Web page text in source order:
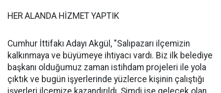
HER ALANDA HİZMET YAPTIK
Cumhur İttifakı Adayı Akgül, "Salıpazarı ilçemizin
kalkınmaya ve büyümeye ihtiyacı vardı. Biz ilk belediye
başkanı olduğumuz zaman istihdam projeleri ile yola
çıktık ve bugün işyerlerinde yüzlerce kişinin çalıştığı
işyerleri ilçemize kazandırıldı. Şimdi ise gelecek olan